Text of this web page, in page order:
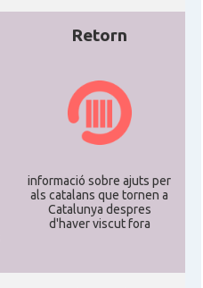
Retorn
informació sobre ajuts per
als catalans que tornen a
Catalunya despres
d'haver viscut fora